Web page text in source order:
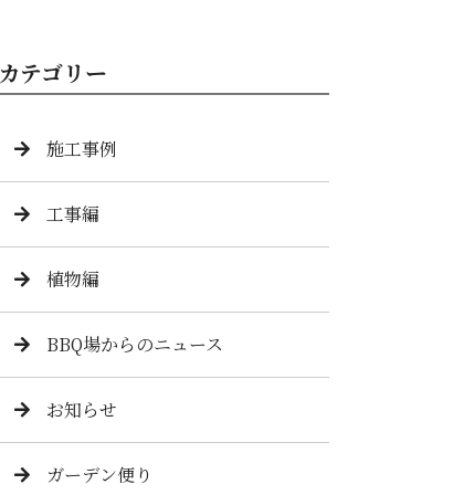
カテゴリー
施工事例
工事編
植物編
BBQ場からのニュース
お知らせ
ガーデン便り